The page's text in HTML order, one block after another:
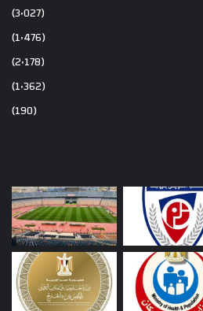
(3٬027)
(1٬476)
(2٬178)
(1٬362)
(190)